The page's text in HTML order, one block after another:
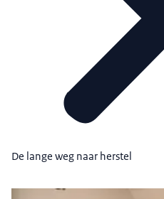
De lange weg naar herstel